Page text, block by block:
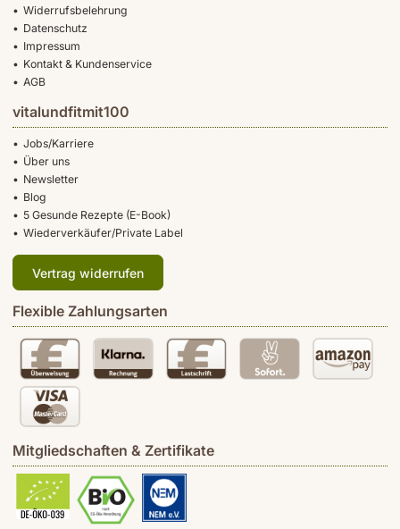
Widerrufsbelehrung
Datenschutz
Impressum
Kontakt & Kundenservice
AGB
vitalundfitmit100
Jobs/Karriere
Über uns
Newsletter
Blog
5 Gesunde Rezepte (E-Book)
Wiederverkäufer/Private Label
Vertrag widerrufen
Flexible Zahlungsarten
Mitgliedschaften & Zertifikate